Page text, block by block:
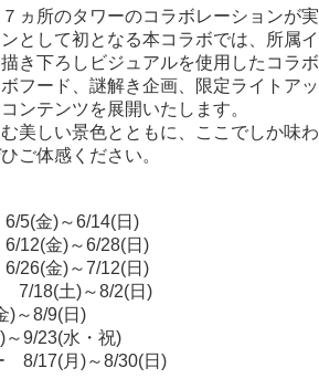
ヵ所のタワーのコラボレーションが実
として初となる本コラボでは、所属イ
き下ろしビジュアルを使用したコラボ
フード、謎解き企画、限定ライトアッ
ンテンツを展開いたします。
美しい景色とともに、ここでしか味わ
ご体感ください。
5(金)～6/14(日)
12(金)～6/28(日)
26(金)～7/12(日)
7/18(土)～8/2(日)
)～8/9(日)
9/23(水・祝)
8/17(月)～8/30(日)